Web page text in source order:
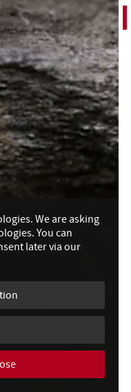
We are asking
You can
later via our